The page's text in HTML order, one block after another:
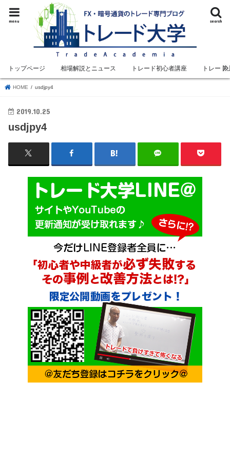
search
menu
トップページ 相場解説とニュース トレード初心者講座 トレード
HOME usdjpy4
2019.10.25
usdjpy4